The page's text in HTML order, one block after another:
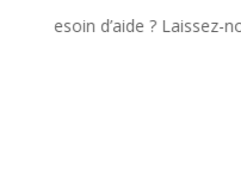
d’aide ? Laissez-nous